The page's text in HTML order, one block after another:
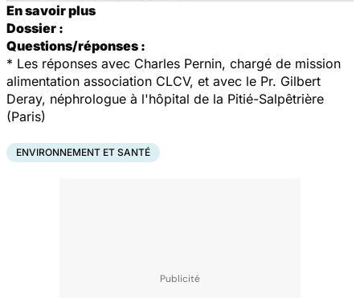
En savoir plus
Dossier :
Questions/réponses :
* Les réponses avec Charles Pernin, chargé de mission
alimentation association CLCV, et avec le Pr. Gilbert
Deray, néphrologue à l'hôpital de la Pitié-Salpêtrière
(Paris)
ENVIRONNEMENT ET SANTÉ